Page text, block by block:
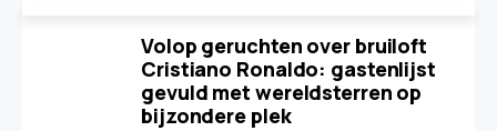
Volop geruchten over bruiloft
Cristiano Ronaldo: gastenlijst
gevuld met wereldsterren op
bijzondere plek